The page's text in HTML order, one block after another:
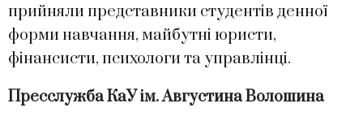
прийняли представники студентів денної
форми навчання, майбутні юристи,
фінансисти, психологи та управлінці.
ПресслужбаКаУ ім. Августина Волошина